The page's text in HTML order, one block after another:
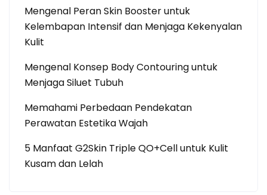
Mengenal Peran Skin Booster untuk
Kelembapan Intensif dan Menjaga Kekenyalan
Kulit
Mengenal Konsep Body Contouring untuk
Menjaga Siluet Tubuh
Memahami Perbedaan Pendekatan
Perawatan Estetika Wajah
5 Manfaat G2Skin Triple QO+Cell untuk Kulit
Kusam dan Lelah